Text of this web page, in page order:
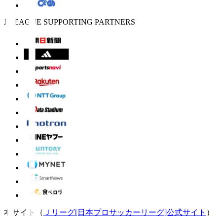
J.LEAGUE SUPPORTING PARTNERS
本サイト（ Ｊリーグ[日本プロサッカーリーグ]公式サイト ）